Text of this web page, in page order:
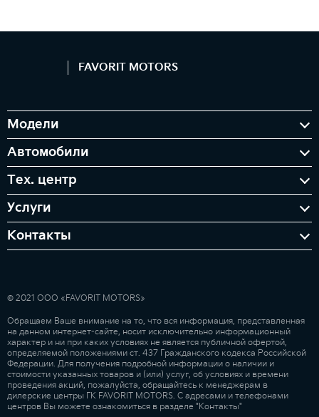
FAVORIT MOTORS
Модели
Автомобили
Тех. центр
Услуги
Контакты
© 2021 ООО «FAVORIT MOTORS»
Обращаем Ваше внимание на то, что вся информация, представленная
на данном интернет-сайте, носит исключительно информационный
характер и ни при каких условиях не является публичной офертой,
определяемой положениями ст. 437 Гражданского кодекса Российской
Федерации. Для получения подробной информации о наличии и
стоимости указанных товаров и (или) услуг, об условиях и времени
проведения акций, пожалуйста, обращайтесь к менеджерам в
дилерские центры ГК FAVORIT MOTORS. С адресами и телефонами
центров Вы можете ознакомиться в разделе "Контакты"